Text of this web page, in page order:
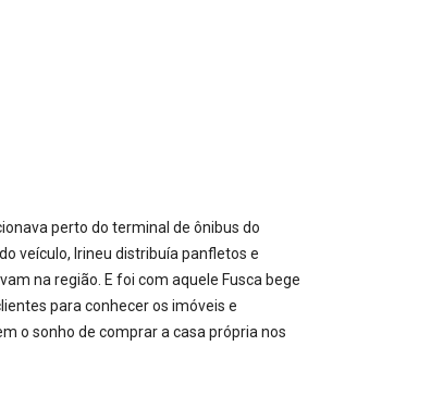
perto do terminal de ônibus do
veículo, Irineu distribuía panfletos e
na região. E foi com aquele Fusca bege
para conhecer os imóveis e
o sonho de comprar a casa própria nos